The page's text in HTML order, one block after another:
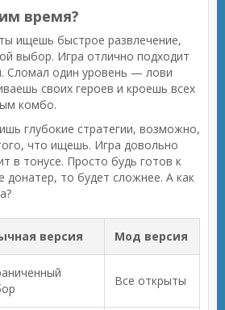
время?
ищешь быстрое развлечение,
выбор. Игра отлично подходит
Сломал один уровень — лови
своих героев и кроешь всех
комбо.
глубокие стратегии, возможно,
что ищешь. Игра довольно
в тонусе. Просто будь готов к
донатер, то будет сложнее. А как
версия Мод версия
Все открыты